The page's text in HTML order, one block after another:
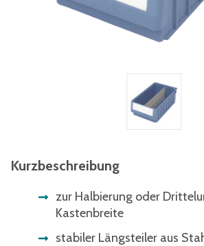
Kurzbeschreibung
zur Halbierung oder
Kastenbreite
stabiler Längsteiler aus